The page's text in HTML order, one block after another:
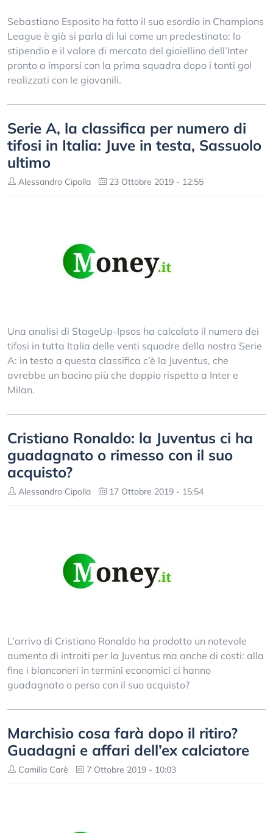
Sebastiano Esposito ha fatto il suo esordio in Champions
League è già si parla di lui come un predestinato: lo
stipendio e il valore di mercato del gioiellino dell’Inter
pronto a imporsi con la prima squadra dopo i tanti gol
realizzati con le giovanili.
Serie A, la classifica per numero di
tifosi in Italia: Juve in testa, Sassuolo
ultimo
Alessandro Cipolla 23 Ottobre 2019 - 12:55
Una analisi di StageUp-Ipsos ha calcolato il numero dei
tifosi in tutta Italia delle venti squadre della nostra Serie
A: in testa a questa classifica c’è la Juventus, che
avrebbe un bacino più che doppio rispetto a Inter e
Milan.
Cristiano Ronaldo: la Juventus ci ha
guadagnato o rimesso con il suo
acquisto?
Alessandro Cipolla 17 Ottobre 2019 - 15:54
L’arrivo di Cristiano Ronaldo ha prodotto un notevole
aumento di introiti per la Juventus ma anche di costi: alla
fine i bianconeri in termini economici ci hanno
guadagnato o perso con il suo acquisto?
Marchisio cosa farà dopo il ritiro?
Guadagni e affari dell’ex calciatore
Camilla Carè 7 Ottobre 2019 - 10:03